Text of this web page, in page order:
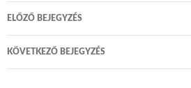
Bejegyzés
navigáció
ELŐZŐ BEJEGYZÉS
KÖVETKEZŐ BEJEGYZÉS